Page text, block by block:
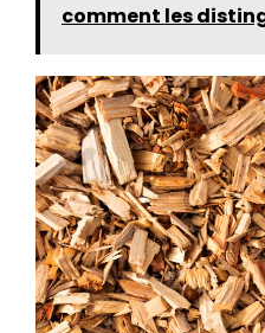
comment les